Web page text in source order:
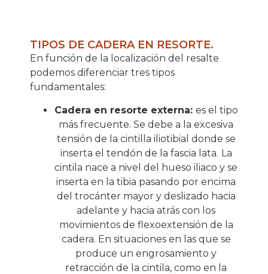
TIPOS DE CADERA EN RESORTE.
En función de la localización del resalte
podemos diferenciar tres tipos
fundamentales:
Cadera en resorte externa: es el tipo
más frecuente. Se debe a la excesiva
tensión de la cintilla iliotibial donde se
inserta el tendón de la fascia lata. La
cintila nace a nivel del hueso iliaco y se
inserta en la tibia pasando por encima
del trocánter mayor y deslizado hacia
adelante y hacia atrás con los
movimientos de flexoextensión de la
cadera. En situaciones en las que se
produce un engrosamiento y
retracción de la cintila, como en la